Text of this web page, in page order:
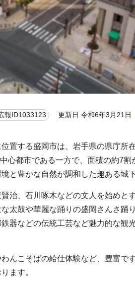
報ID1033123 更新日 令和6年3月21日
置する盛岡市は、岩手県の県庁所
心都市である一方で、面積の約7割
と豊かな自然が調和した趣ある城下
治、石川啄木などの文人を始めと
太鼓や華麗な踊りの盛岡さんさ踊
器などの伝統工芸など魅力的な観
んこそばの給仕体験など、豊富です
ます。